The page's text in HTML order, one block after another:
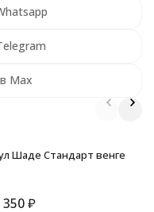
Max
Шаде Стандарт венге
350 ₽